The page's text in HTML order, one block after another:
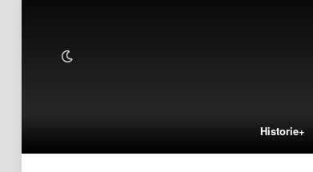
Historie+